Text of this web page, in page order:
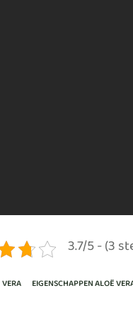
3.7/5 - (3
EIGENSCHAPPEN ALOË